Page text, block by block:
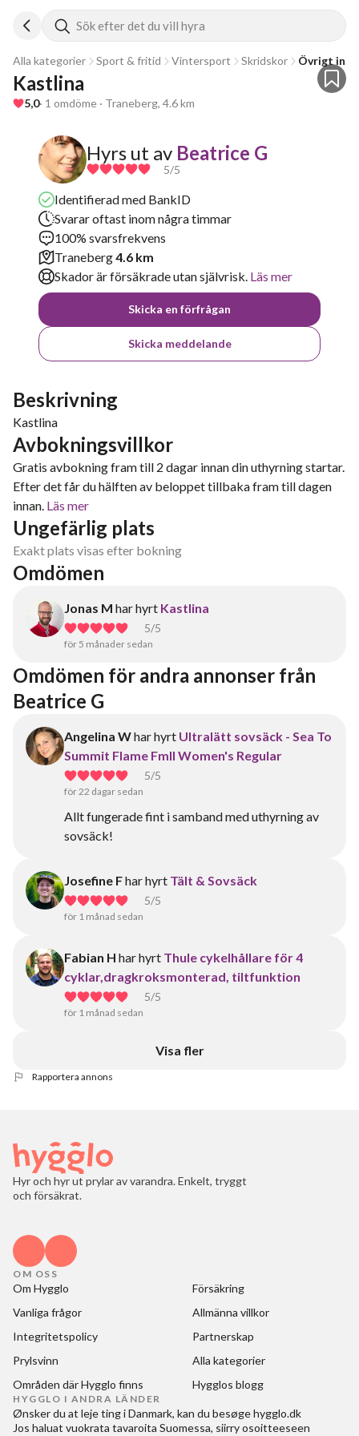
Sök efter det du vill hyra
Alla kategorier Sport & fritid Vintersport Skridskor Övrigt
Kastlina
5,0· 1 omdöme · Traneberg, 4.6 km
Hyrs ut av Beatrice G
5/5
Identifierad med BankID
Svarar oftast inom några timmar
100% svarsfrekvens
Traneberg4.6 km
Skador är försäkrade utan självrisk. Läs mer
Skicka en förfrågan
Skicka meddelande
Beskrivning
Kastlina
Avbokningsvillkor
Gratis avbokning fram till 2 dagar innan din uthyrning startar.
Efter det får du hälften av beloppet tillbaka fram till dagen
innan. Läs mer
Ungefärlig plats
Exakt plats visas efter bokning
Omdömen
Jonas M har hyrt Kastlina
5/5
för 5 månader sedan
Omdömen för andra annonser från
Beatrice G
Angelina Whar hyrt Ultralätt sovsäck - Sea To
Summit Flame FmII Women's Regular
5/5
för 22 dagar sedan
Allt fungerade fint i samband med uthyrning av
sovsäck!
Josefine Fhar hyrt Tält & Sovsäck
5/5
för 1 månad sedan
Fabian H har hyrt Thule cykelhållare för 4
cyklar,dragkroksmonterad, tiltfunktion
5/5
för 1 månad sedan
Visa fler
Rapportera annons
Hyr och hyr ut prylar av varandra. Enkelt, tryggt
och försäkrat.
OM OSS
Om Hygglo
Försäkring
Vanliga frågor
Allmänna villkor
Integritetspolicy
Partnerskap
Prylsvinn
Alla kategorier
Områden där Hygglo finns
Hygglos blogg
HYGGLO I ANDRA LÄNDER
Ønsker du at leje ting i Danmark, kan du besøgehygglo.dk
Jos haluat vuokrata tavaroita Suomessa, siirry osoitteeseen